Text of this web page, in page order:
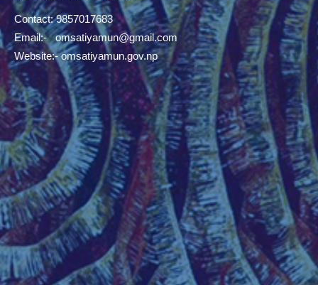
Contact: 9857017683
Email:-omsatiyamun@gmail.com
Website:- omsatiyamun.gov.np